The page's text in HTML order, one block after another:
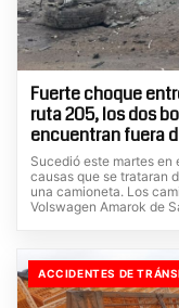
Fuerte choque
ruta 205, los dos
encuentran fuera
Sucedió este martes
causas que se trataran
una camioneta. Los
Volswagen Amarok de
ACCIDENTES DE